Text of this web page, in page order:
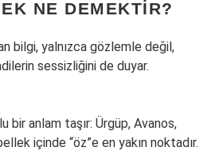
NE DEMEKTIR?
bilgi, yalnızca gözlemle değil,
sessizliğini de duyar.
bir anlam taşır: Ürgüp, Avanos,
içinde “öz”e en yakın noktadır.